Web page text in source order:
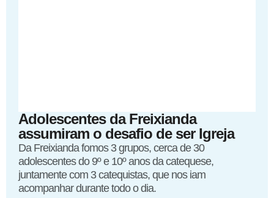
Adolescentes da Freixianda
assumiram o desafio de ser Igreja
Da Freixianda fomos 3 grupos, cerca de 30
adolescentes do 9º e 10º anos da catequese,
juntamente com 3 catequistas, que nos iam
acompanhar durante todo o dia.